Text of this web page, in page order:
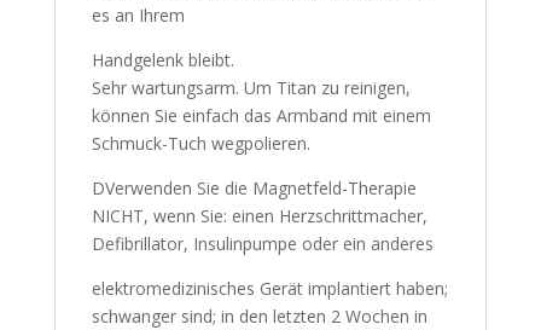
es an Ihrem
Handgelenk bleibt.
Sehr wartungsarm. Um Titan zu reinigen,
können Sie einfach das Armband mit einem
Schmuck-Tuch wegpolieren.
DVerwenden Sie die Magnetfeld-Therapie
NICHT, wenn Sie: einen Herzschrittmacher,
Defibrillator, Insulinpumpe oder ein anderes
elektromedizinisches Gerät implantiert haben;
schwanger sind; in den letzten 2 Wochen in